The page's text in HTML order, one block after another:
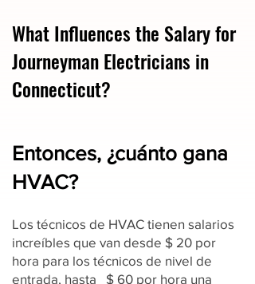
What Influences the Salary for
Journeyman Electricians in
Connecticut?
Entonces, ¿cuánto gana
HVAC?
Los técnicos de HVAC tienen salarios
increíbles que van desde $ 20 por
hora para los técnicos de nivel de
entrada, hasta $ 60 por hora una